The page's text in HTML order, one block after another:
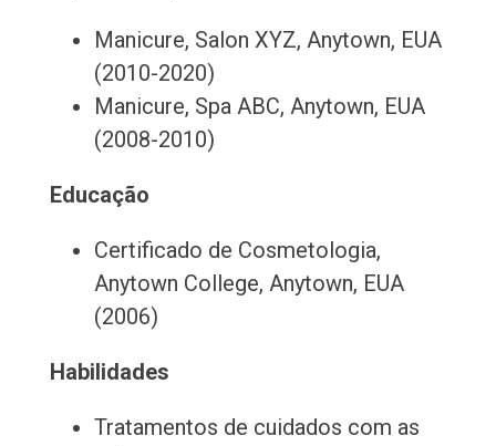
Manicure, Salon XYZ, Anytown, EUA
(2010-2020)
Manicure, Spa ABC, Anytown, EUA
(2008-2010)
Educação
Certificado de Cosmetologia,
Anytown College, Anytown, EUA
(2006)
Habilidades
Tratamentos de cuidados com as